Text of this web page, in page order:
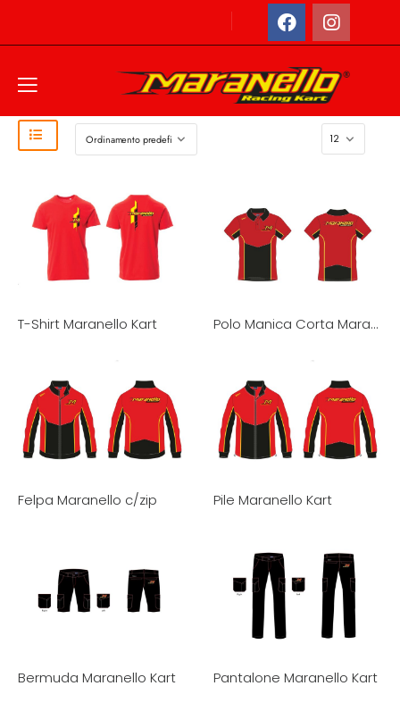
T-Shirt Maranello Kart Polo Manica Corta Maranello Kart
Felpa Maranello c/zip Pile Maranello Kart
Bermuda Maranello Kart Pantalone Maranello Kart